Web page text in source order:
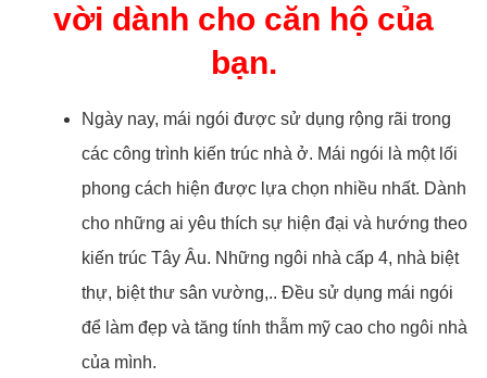
vời dành cho căn hộ của
bạn.
Ngày nay, mái ngói được sử dụng rộng rãi trong
các công trình kiến trúc nhà ở. Mái ngói là một lối
phong cách hiện được lựa chọn nhiều nhất. Dành
cho những ai yêu thích sự hiện đại và hướng theo
kiến trúc Tây Âu. Những ngôi nhà cấp 4, nhà biệt
thự, biệt thư sân vường,.. Đều sử dụng mái ngói
để làm đẹp và tăng tính thẫm mỹ cao cho ngôi nhà
của mình.